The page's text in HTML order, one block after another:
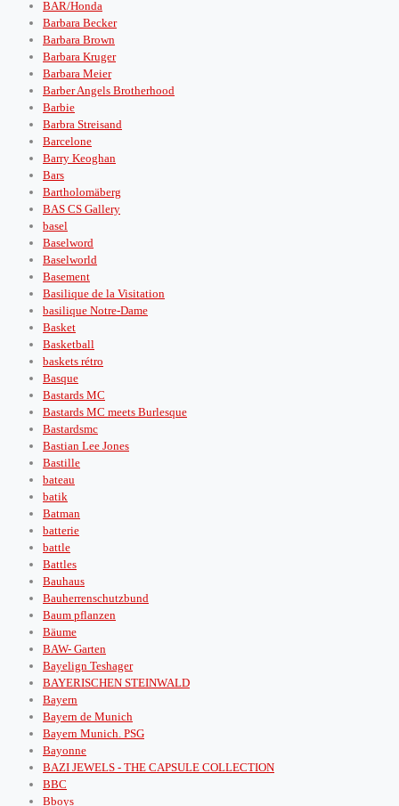
BAR/Honda
Barbara Becker
Barbara Brown
Barbara Kruger
Barbara Meier
Barber Angels Brotherhood
Barbie
Barbra Streisand
Barcelone
Barry Keoghan
Bars
Bartholomäberg
BAS CS Gallery
basel
Baselword
Baselworld
Basement
Basilique de la Visitation
basilique Notre-Dame
Basket
Basketball
baskets rétro
Basque
Bastards MC
Bastards MC meets Burlesque
Bastardsmc
Bastian Lee Jones
Bastille
bateau
batik
Batman
batterie
battle
Battles
Bauhaus
Bauherrenschutzbund
Baum pflanzen
Bäume
BAW- Garten
Bayelign Teshager
BAYERISCHEN STEINWALD
Bayern
Bayern de Munich
Bayern Munich. PSG
Bayonne
BAZI JEWELS - THE CAPSULE COLLECTION
BBC
Bboys